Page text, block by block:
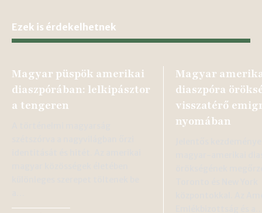
Ezek is érdekelhetnek
Magyar püspök amerikai
diaszpórában: lelkipásztor
a tengeren
Magyar
diaszpóra
visszatérő
nyomában